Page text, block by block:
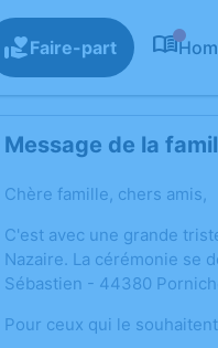
Faire-part
Message de la
Chère famille, chers amis,
C'est avec une grande
Nazaire. La cérémonie se
Sébastien - 44380
Pour ceux qui le